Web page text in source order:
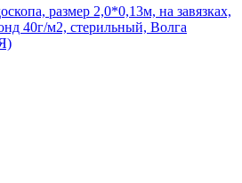
размер 2,0*0,13м, на завязках,
40г/м2, стерильный, Волга